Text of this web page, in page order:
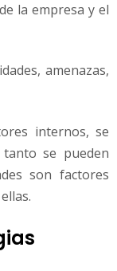
la empresa y el
amenazas,
internos, se
se pueden
son factores